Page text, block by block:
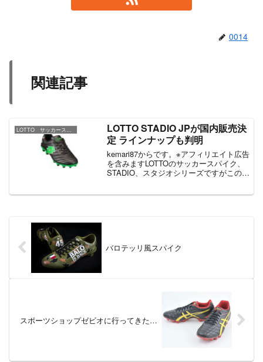
0014
関連記事
LOTTO サッカースパイク
LOTTO STADIO JPが国内販売決
定 ラインナップも判明
kemari87からです。※アフィリエイト広告
を含みますLOTTOのサッカースパイク、
STADIO、スタジオシリーズですがこのよ
バロテッリ風スパイク
スポーツショップゼビオに行ってきた…